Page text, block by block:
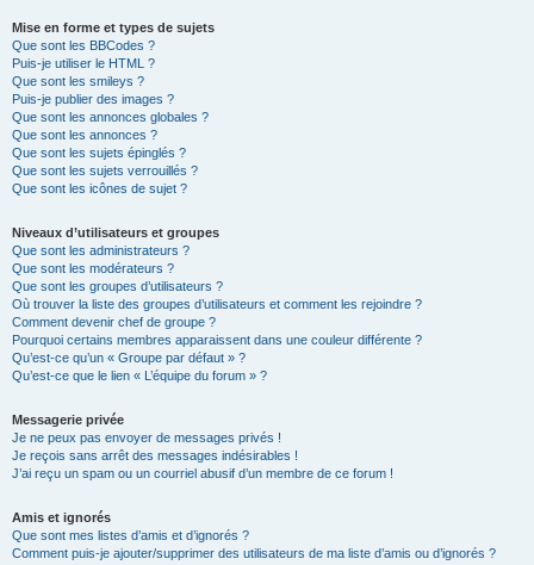
Mise en forme et types de sujets
Que sont les BBCodes ?
Puis-je utiliser le HTML ?
Que sont les smileys ?
Puis-je publier des images ?
Que sont les annonces globales ?
Que sont les annonces ?
Que sont les sujets épinglés ?
Que sont les sujets verrouillés ?
Que sont les icônes de sujet ?
Niveaux d’utilisateurs et groupes
Que sont les administrateurs ?
Que sont les modérateurs ?
Que sont les groupes d’utilisateurs ?
Où trouver la liste des groupes d’utilisateurs et comment les rejoindre ?
Comment devenir chef de groupe ?
Pourquoi certains membres apparaissent dans une couleur différente ?
Qu’est-ce qu’un « Groupe par défaut » ?
Qu’est-ce que le lien « L’équipe du forum » ?
Messagerie privée
Je ne peux pas envoyer de messages privés !
Je reçois sans arrêt des messages indésirables !
J’ai reçu un spam ou un courriel abusif d’un membre de ce forum !
Amis et ignorés
Que sont mes listes d’amis et d’ignorés ?
Comment puis-je ajouter/supprimer des utilisateurs de ma liste d’amis ou d’ignorés ?